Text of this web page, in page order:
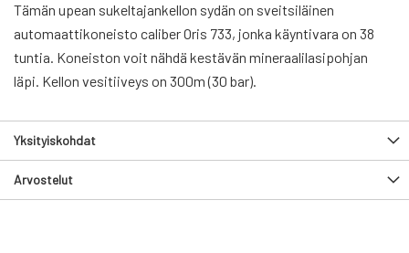
Tämän upean sukeltajankellon sydän on sveitsiläinen
automaattikoneisto caliber Oris 733, jonka käyntivara on 38
tuntia. Koneiston voit nähdä kestävän mineraalilasipohjan
läpi. Kellon vesitiiveys on 300m (30 bar).
Yksityiskohdat
Arvostelut